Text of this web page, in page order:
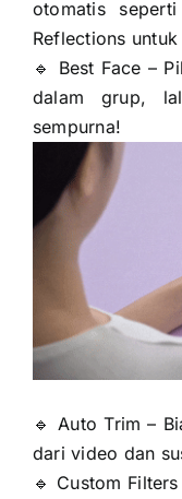
otomatis
Reflections
🔹 Best Face –
dalam grup,
sempurna!
🔹 Auto Trim –
dari video dan
🔹 Custom